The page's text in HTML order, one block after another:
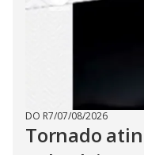
DO R7/07/08/2026
Tornado